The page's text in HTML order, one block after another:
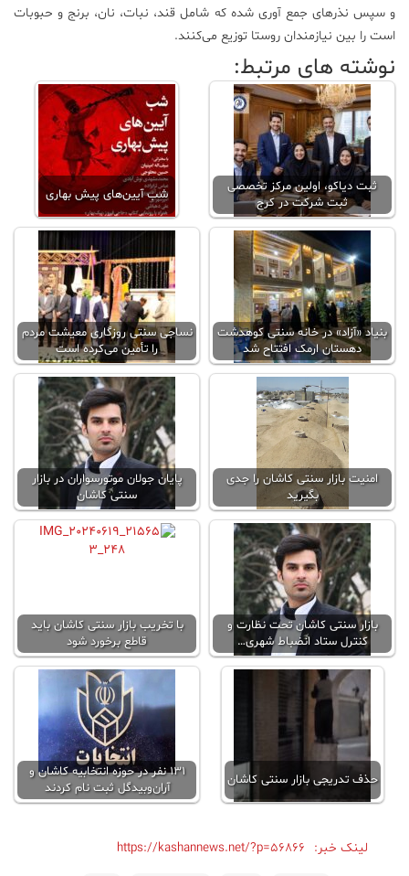
و سپس نذرهای جمع آوری شده که شامل قند، نبات، نان، برنج و حبوبات
است را بین نیازمندان روستا توزیع می‌کنند.
نوشته های مرتبط:
ثبت دیاکو، اولین مرکز تخصصی
ثبت شرکت در کرج
شب آیین‌های پیش بهاری
بنیاد «آزاد» در خانه سنتی کوهدشت
دهستان ارمک افتتاح شد
نساجی سنتی روزگاری معیشت مردم
را تأمین می‌کرده است
امنیت بازار سنتی کاشان را جدی
بگیرید
پایان جولان موتورسواران در بازار
سنتی کاشان
بازار سنتی کاشان تحت نظارت و
کنترل ستاد انضباط شهری…
با تخریب بازار سنتی کاشان باید
قاطع برخورد شود
حذف تدریجی بازار سنتی کاشان
۱۳۱ نفر در حوزه انتخابیه کاشان و
آران‌و‌بیدگل ثبت نام کردند
لینک خبر: https://kashannews.net/?p=56866